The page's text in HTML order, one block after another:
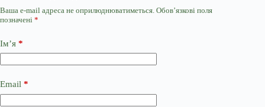
Ваша e-mail адреса не оприлюднюватиметься. Обов’язкові поля
позначені *
Ім’я *
Email *